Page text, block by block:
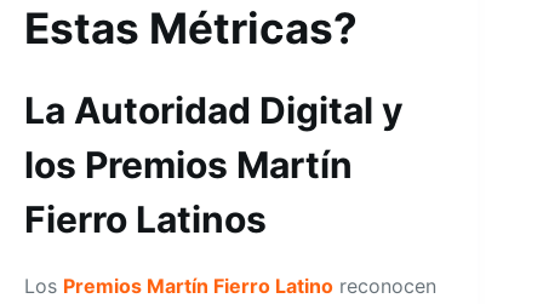
Estas Métricas?
La Autoridad Digital y
los Premios Martín
Fierro Latinos
Los Premios Martín Fierro Latino reconocen